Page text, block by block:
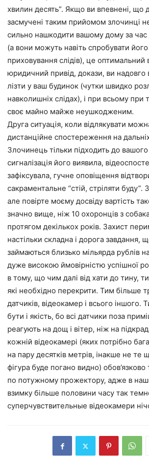
хвилин десять”. Якщо ви впевнені, що
засмучені таким прийомом злочинці
сильно нашкодити вашому дому за час
(а вони можуть навіть спробувати
приховування слідів), це оптимальний
юридичний привід, докази, ви надовго
лізти у ваш будинок (чутки швидко
навколишніх слідах), і при всьому при
своє майно майже неушкодженим.
Друга ситуація, коли відлякувати
дистанційне спостереження на
Злочинець тільки підходить до
сигналізація його виявила,
зафіксувала, гучне оповіщення
сакраментальне “стій, стріляти буду”.
але повірте моєму досвіду вартість
значно вище, ніж 10 охоронців з
протягом декількох років. Захист
настільки складна і дорога завдання,
займаються близько мільярда рублів
дуже високою ймовірністю успішної
в тому, що чим далі від хати до тину,
які необхідно перекрити. Тим більше
датчиків, відеокамер і всього
бути і якість, бо всі датчики поза
реагують на дощ і вітер, ніж на
кожній відеокамері (яких потрібно
на пару десятків метрів, інакше не те
фігура буде погано видно)
по потужному прожектору, адже в
взимку більше половини часу так
суперчувствительные відеокамери